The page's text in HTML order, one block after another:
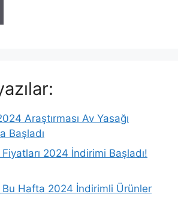
Araştırması Av Yasağı
Başladı
2024 İndirimi Başladı!
Hafta 2024 İndirimli Ürünler